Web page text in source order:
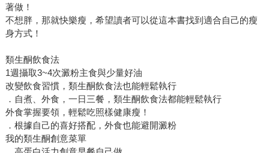
著做！
不想胖，那就快樂瘦，希望讀者可以從這本書找到適合自己的瘦
身方式！
類生酮飲食法
1週攝取3~4次澱粉主食與少量好油
改變飲食習慣，類生酮飲食法也能輕鬆執行
．自煮、外食，一日三餐，類生酮飲食法都能輕鬆執行
外食掌握要領，輕鬆吃照樣健康瘦！
．根據自己的喜好搭配，外食也能避開澱粉
我的類生酮創意菜單